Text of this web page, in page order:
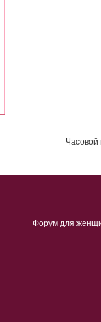
Часовой
Форум для